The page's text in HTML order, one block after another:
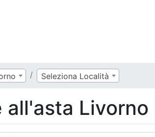
Seleziona Località
Livorno